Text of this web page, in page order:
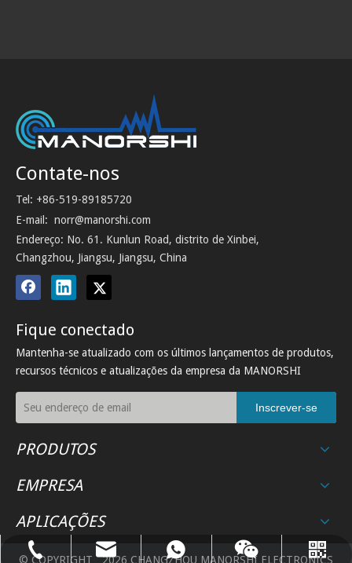
Contate-nos
Tel: +86-519-89185720
E-mail: norr@manorshi.com
Endereço: No. 61. Kunlun Road, distrito de Xinbei,
Changzhou, Jiangsu, Jiangsu, China
Fique conectado
Mantenha-se atualizado com os últimos lançamentos de produtos,
recursos técnicos e atualizações da empresa da MANORSHI
Inscrever-se
PRODUTOS
EMPRESA
APLICAÇÕES
© COPYRIGHT2026 CHANGZHOU MANORSHI ELECTRONICS
+86-519-89185720
norr@manorshi.com
8618018279936
Conversamos
Whatsapp